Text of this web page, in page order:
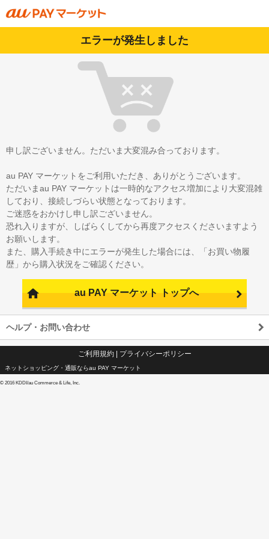
エラーが発生しました
申し訳ございません。ただいま大変混み合っております。
au PAY マーケットをご利用いただき、ありがとうございます。
ただいまau PAY マーケットは一時的なアクセス増加により大変混雑
しており、接続しづらい状態となっております。
ご迷惑をおかけし申し訳ございません。
恐れ入りますが、しばらくしてから再度アクセスくださいますよう
お願いします。
また、購入手続き中にエラーが発生した場合には、「お買い物履
歴」から購入状況をご確認ください。
au PAY マーケット トップへ
ヘルプ・お問い合わせ
ご利用規約| プライバシーポリシー
ネットショッピング・通販ならau PAY マーケット
© 2016 KDDI/au Commerce & Life, Inc.